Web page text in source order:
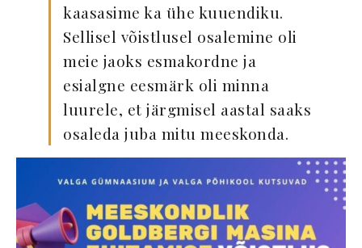
kaasasime ka ühe kuuendiku.
Sellisel võistlusel osalemine oli
meie jaoks esmakordne ja
esialgne eesmärk oli minna
luurele, et järgmisel aastal saaks
osaleda juba mitu meeskonda.